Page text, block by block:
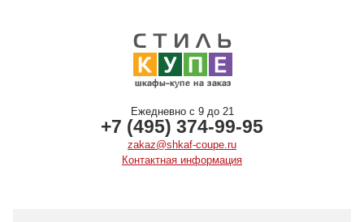
Ежедневно с 9 до 21
+7 (495) 374-99-95
zakaz@shkaf-coupe.ru
Контактная информация